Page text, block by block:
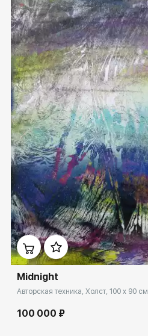
Домен:
Midnight
Авторская техника, Холст, 100 x 90 см
100 000 ₽